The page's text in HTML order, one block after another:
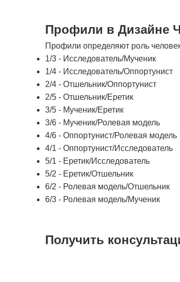
Профили в Дизайне
Профили определяют роль
1/3 - Исследователь/Мученик
1/4 - Исследователь/Оппортунист
2/4 - Отшельник/Оппортунист
2/5 - Отшельник/Еретик
3/5 - Мученик/Еретик
3/6 - Мученик/Ролевая модель
4/6 - Оппортунист/Ролевая модель
4/1 - Оппортунист/Исследователь
5/1 - Еретик/Исследователь
5/2 - Еретик/Отшельник
6/2 - Ролевая модель/Отшельник
6/3 - Ролевая модель/Мученик
Получить